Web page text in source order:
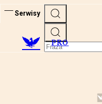
Serwisy
PRO